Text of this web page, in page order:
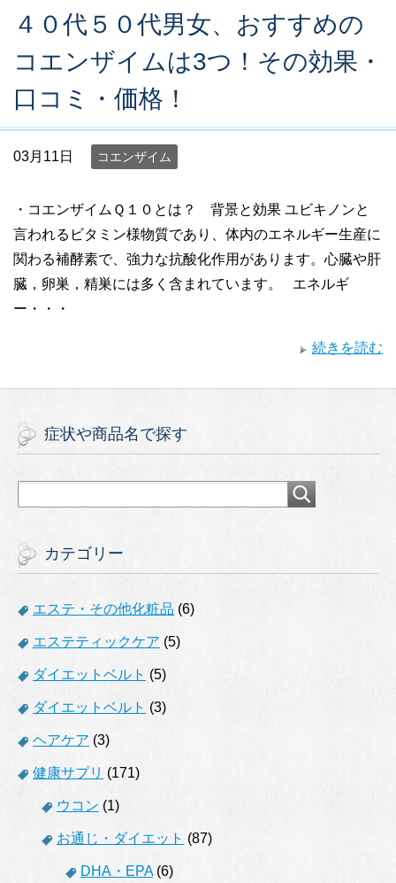
４０代５０代男女、おすすめの
コエンザイムは3つ！その効果・
口コミ・価格！
03月11日 コエンザイム
・コエンザイムＱ１０とは？ 背景と効果 ユビキノンと
言われるビタミン様物質であり、体内のエネルギー生産に
関わる補酵素で、強力な抗酸化作用があります。心臓や肝
臓，卵巣，精巣には多く含まれています。 エネルギ
ー・・・
続きを読む
症状や商品名で探す
カテゴリー
エステ・その他化粧品 (6)
エステティックケア (5)
ダイエットベルト (5)
ダイエットベルト (3)
ヘアケア (3)
健康サプリ (171)
ウコン (1)
お通じ・ダイエット (87)
DHA・EPA(6)